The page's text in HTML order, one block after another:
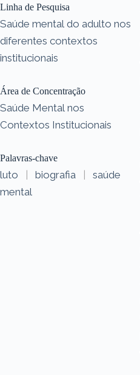
Linha de Pesquisa
Saúde mental do adulto nos
diferentes contextos
institucionais
Área de Concentração
Saúde Mental nos
Contextos Institucionais
Palavras-chave
luto | biografia |
saúde
mental